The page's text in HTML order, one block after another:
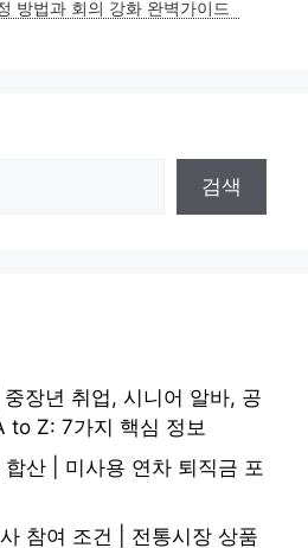
리
방법과 회의 강화 완벽가이드
검색
장년 취업, 시니어 알바, 공
to Z: 7가지 핵심 정보
산 | 미사용 연차 퇴직금 포
참여 조건 | 전통시장 상품